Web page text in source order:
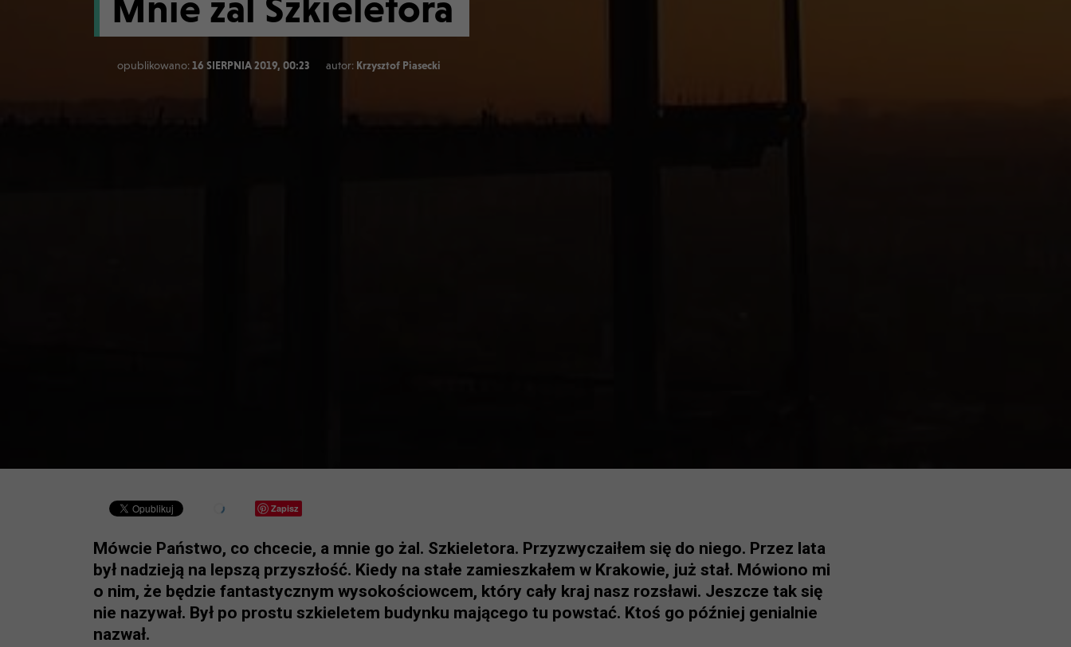
opublikowano:16 SIERPNIA 2019, 00:23 autor: Krzysztof Piasecki
Zapisz
Mówcie Państwo, co chcecie, a mnie go żal. Szkieletora. Przyzwyczaiłem się do niego. Przez lata
był nadzieją na lepszą przyszłość. Kiedy na stałe zamieszkałem w Krakowie, już stał. Mówiono mi
o nim, że będzie fantastycznym wysokościowcem, który cały kraj nasz rozsławi. Jeszcze tak się
nie nazywał. Był po prostu szkieletem budynku mającego tu powstać. Ktoś go później genialnie
nazwał.